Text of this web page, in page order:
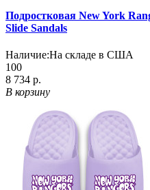
Подростковая New York
Slide Sandals
Наличие:На складе в США
100
8 734 р.
В корзину